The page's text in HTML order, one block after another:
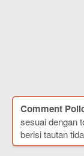
Comment
sesuai dengan
berisi tautan